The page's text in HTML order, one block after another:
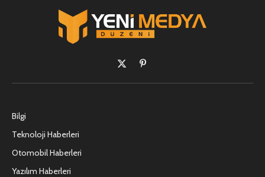
X
(Twitter)
Pinterest'in
Bilgi
Teknoloji Haberleri
Otomobil Haberleri
Yazılım Haberleri